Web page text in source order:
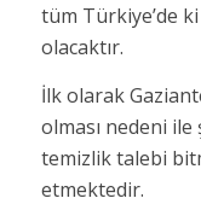
tüm Türkiye’de
olacaktır.
İlk olarak
olması nedeni
temizlik talebi
etmektedir.